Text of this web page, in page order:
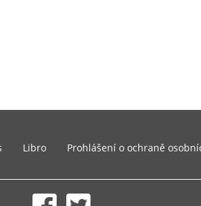
Libro Prohlášení o ochraně